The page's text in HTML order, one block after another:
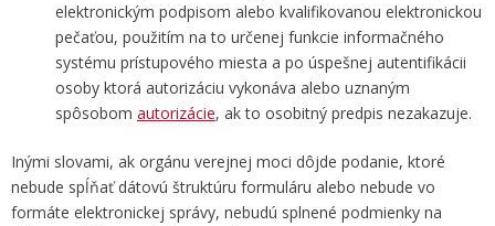
elektronickým podpisom alebo kvalifikovanou elektronickou
pečaťou, použitím na to určenej funkcie informačného
systému prístupového miesta a po úspešnej autentifikácii
osoby ktorá autorizáciu vykonáva alebo uznaným
spôsobom autorizácie, ak to osobitný predpis nezakazuje.
Inými slovami, ak orgánu verejnej moci dôjde podanie, ktoré
nebude spĺňať dátovú štruktúru formuláru alebo nebude vo
formáte elektronickej správy, nebudú splnené podmienky na